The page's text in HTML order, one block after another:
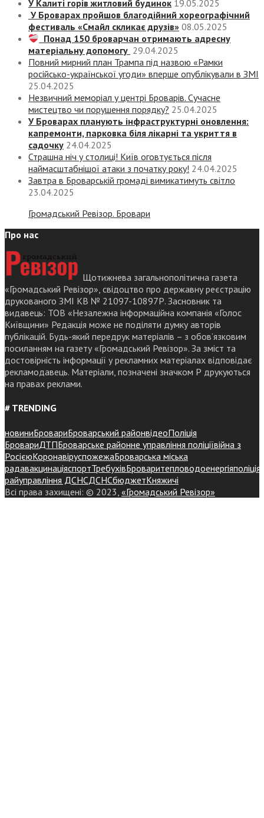
У Калиті горів житловий будинок 19.05.2025
У Броварах пройшов благодійний хореографічний
фестиваль «Смайл скликає друзів» 08.05.2025
Понад 150 броварчан отримають адресну
матеріальну допомогу 29.04.2025
Повний мирний план Трампа під назвою «‎Рамки
російсько-української угоди» вперше опублікували в ЗМІ
25.04.2025
Незвичний меморіал у центрі Броварів. Сучасне
мистецтво чи порушення порядку? 25.04.2025
У Броварах планують інфраструктурні оновлення:
капремонти, парковка біля лікарні та укриття в
садочку 24.04.2025
Страшна ніч у столиці! Київ оговтується після
наймасштабнішої атаки з початку року! 24.04.2025
Завтра в Броварській громаді вимикатимуть світло
23.04.2025
Громадський Ревізор. Бровари
Про нас
Щотижнева загальнополітична газета
«Громадський Ревізор», свідоцтво про державну реєстрацію
друкованого ЗМІ КВ № 21097-10897Р. Засновник та
видавець: ТОВ «Незалежна інформаційна компанія «Голос
Київщини» Редакція може не поділяти думку авторів
публікацій. Будь-який передрук матеріалів – з обов’язковим
посиланням на газету «Громадський Ревізор». За зміст та
достовірність інформації у рекламних матеріалах відповідає
рекламодавець. Матеріали, позначені значком Р друкуються
на правах реклами.
# TRENDING
новиниБровариБроварський районвідеоПоліція
БровариДТПБроварське районне управління поліціївійна з
РосієюКоронавіруспожежаБроварська міська
радавакцинаціяспортТребухівБроваритепловодоенергіяполіція
райуправління ДСНСДСНСбюджетКняжичі
Всі права захищені: © 2023, «Громадський Ревізор»